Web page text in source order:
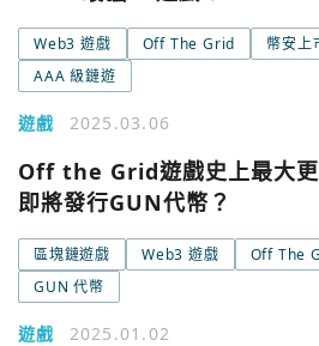
Web3 遊戲 Off The Grid 幣安上
AAA 級鏈遊
遊戲 2025.03.06
Off the Grid遊戲史上最大更
即將發行GUN代幣？
區塊鏈遊戲 Web3 遊戲 Off The
GUN 代幣
遊戲 2025.01.02